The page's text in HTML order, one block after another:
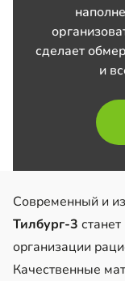
сделает
и
Современный и
Тилбург-3
организации
Качественные